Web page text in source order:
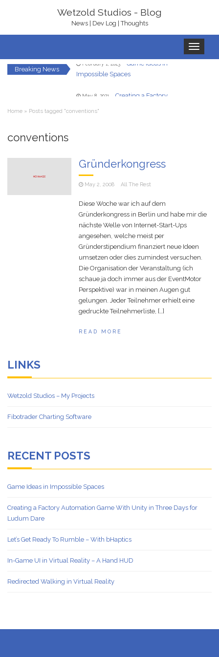
Wetzold Studios - Blog
News | Dev Log | Thoughts
Toggle
navigation
Breaking News
February 1, 2023
Game Ideas in
Impossible Spaces
Days for Ludum Dare
Virtual Reality – A Hand HUD
December 5, 2020
Redirected Walking
October 23, 2020
February 1, 2023
Home » Posts tagged "conventions"
conventions
Gründerkongress
May 2, 2008 All The Rest
Diese Woche war ich auf dem
Gründerkongress in Berlin und habe mir die
nächste Welle von Internet-Start-Ups
angesehen, welche meist per
Gründerstipendium finanziert neue Ideen
umsetzen oder dies zumindest versuchen.
Die Organisation der Veranstaltung (ich
schaue ja doch immer aus der EventMotor
Perspektive) war in meinen Augen gut
gelungen. Jeder Teilnehmer erhielt eine
gedruckte Teilnehmerliste, […]
READ MORE
LINKS
Wetzold Studios – My Projects
Fibotrader Charting Software
RECENT POSTS
Game Ideas in Impossible Spaces
Creating a Factory Automation Game With Unity in Three Days for
Ludum Dare
Let’s Get Ready To Rumble – With bHaptics
In-Game UI in Virtual Reality – A Hand HUD
Redirected Walking in Virtual Reality